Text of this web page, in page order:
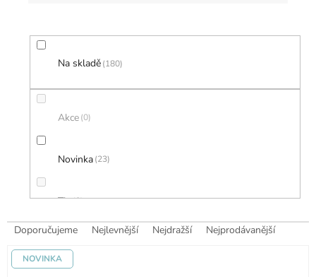
Na skladě 180
Akce 0
Novinka 23
Tip 0
Ř
a
z
Doporučujeme Nejlevnější Nejdražší Nejprodávanější
Abecedně
V NOVINKA